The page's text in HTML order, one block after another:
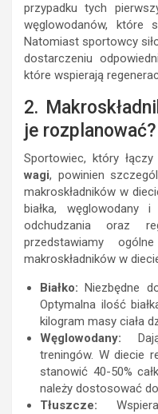
przypadku tych
węglowodanów, które
Natomiast sportowcy
dostarczeniu
które wspierają
2.
je rozplanować?
Sportowiec, który
wagi, powinien
makroskładników w
białka, węglowodany
odchudzania oraz
przedstawiamy
makroskładników w
Białko: Niezbędne
Optymalna ilość
kilogram masy ciała
Węglowodany:
treningów. W diecie
stanowić 40-50%
należy dostosować
Tłuszcze: